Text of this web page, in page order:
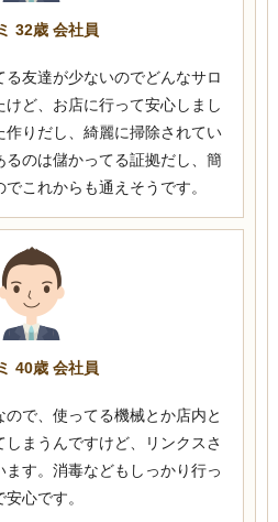
32歳 会社員
る友達が少ないのでどんなサロ
けど、お店に行って安心しまし
作りだし、綺麗に掃除されてい
るのは儲かってる証拠だし、簡
これからも通えそうです。
40歳 会社員
で、使ってる機械とか店内と
まうんですけど、リンクスさ
ます。消毒などもしっかり行っ
心です。